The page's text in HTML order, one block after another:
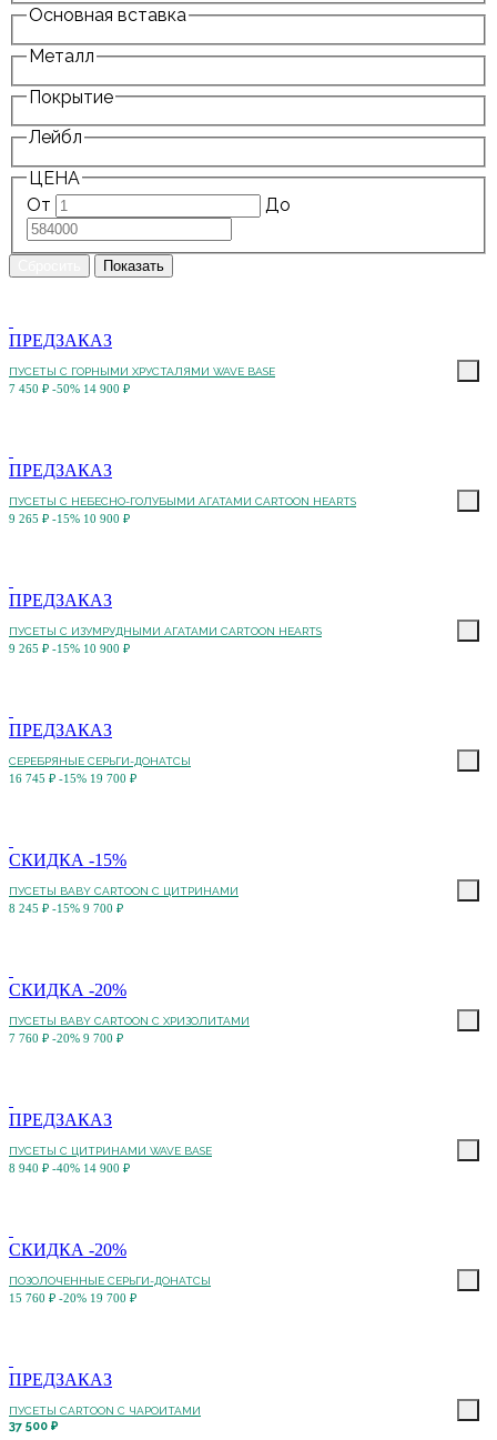
Основная вставка
Металл
Покрытие
Лейбл
ЦЕНА
От
До
ПРЕДЗАКАЗ
ПУСЕТЫ С ГОРНЫМИ ХРУСТАЛЯМИ WAVE BASE
7 450 ₽ -50% 14 900 ₽
ПРЕДЗАКАЗ
ПУСЕТЫ C НЕБЕСНО-ГОЛУБЫМИ АГАТАМИ CARTOON HEARTS
9 265 ₽ -15% 10 900 ₽
ПРЕДЗАКАЗ
ПУСЕТЫ C ИЗУМРУДНЫМИ АГАТАМИ CARTOON HEARTS
9 265 ₽ -15% 10 900 ₽
ПРЕДЗАКАЗ
СЕРЕБРЯНЫЕ СЕРЬГИ-ДОНАТСЫ
16 745 ₽ -15% 19 700 ₽
СКИДКА -15%
ПУСЕТЫ BABY CARTOON С ЦИТРИНАМИ
8 245 ₽ -15% 9 700 ₽
СКИДКА -20%
ПУСЕТЫ BABY CARTOON С ХРИЗОЛИТАМИ
7 760 ₽ -20% 9 700 ₽
ПРЕДЗАКАЗ
ПУСЕТЫ С ЦИТРИНАМИ WAVE BASE
8 940 ₽ -40% 14 900 ₽
СКИДКА -20%
ПОЗОЛОЧЕННЫЕ СЕРЬГИ-ДОНАТСЫ
15 760 ₽ -20% 19 700 ₽
ПРЕДЗАКАЗ
ПУСЕТЫ CARTOON С ЧАРОИТАМИ
37 500 ₽